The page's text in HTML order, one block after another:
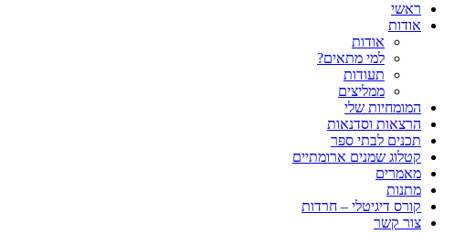
ראשי
אודות
אודות
למי מתאים?
תעודות
ממליצים
המומחיות שלי
הרצאות וסדנאות
תכנים לבתי ספר
קטלוג שמנים ארומתיים
מאמרים
מתנות
קורס דיגיטלי – חרדות
צור קשר